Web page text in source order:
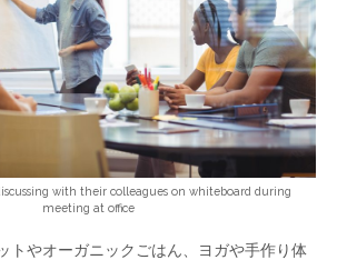
with their colleagues on whiteboard during
meeting at office
トやオーガニックごはん、ヨガや手作り体